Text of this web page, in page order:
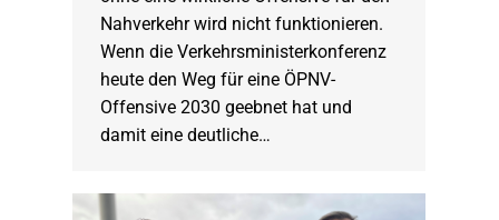
Nahverkehr wird nicht funktionieren.
Wenn die Verkehrsministerkonferenz
heute den Weg für eine ÖPNV-
Offensive 2030 geebnet hat und
damit eine deutliche…